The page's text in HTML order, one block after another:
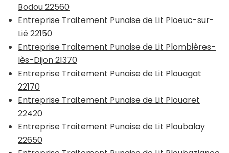
Bodou 22560
Entreprise Traitement Punaise de Lit Ploeuc-sur-
Lié 22150
Entreprise Traitement Punaise de Lit Plombières-
lès-Dijon 21370
Entreprise Traitement Punaise de Lit Plouagat
22170
Entreprise Traitement Punaise de Lit Plouaret
22420
Entreprise Traitement Punaise de Lit Ploubalay
22650